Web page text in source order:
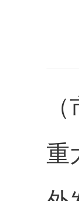
重